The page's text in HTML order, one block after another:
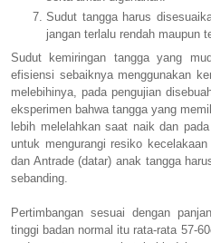
Sudut tangga harus
jangan terlalu rendah maupun
Sudut kemiringan tangga yang
efisiensi sebaiknya menggunakan
melebihinya, pada pengujian
eksperimen bahwa tangga yang
lebih melelahkan saat naik dan
untuk mengurangi resiko
dan Antrade (datar) anak tangga
sebanding.
Pertimbangan sesuai dengan
tinggi badan normal itu rata-rata 57-